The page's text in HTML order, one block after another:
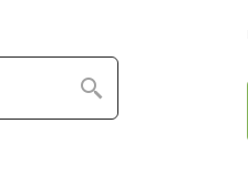
Приглашаем к